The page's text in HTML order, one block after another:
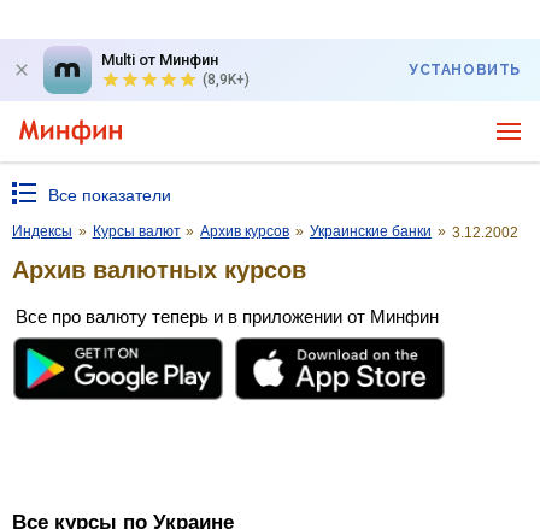
Multi от Минфин
(8,9K+)
УСТАНОВИТЬ
Все показатели
Индексы » Курсы валют » Архив курсов » Украинские банки » 3.12.2002
Архив валютных курсов
Все про валюту теперь и в приложении от Минфин
Все курсы по Украине